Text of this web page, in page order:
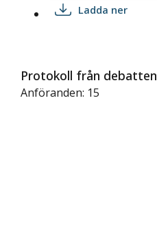
Ladda ner
Protokoll från debatten
Anföranden: 15